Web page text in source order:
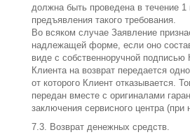
должна быть проведена в течение 1
предъявления такого требования.
Во всяком случае Заявление
надлежащей форме, если оно
виде с собственноручной подписью
Клиента на возврат передается
от которого Клиент отказывается.
передан вместе с оригиналами
заключения сервисного центра (при
7.3. Возврат денежных средств.